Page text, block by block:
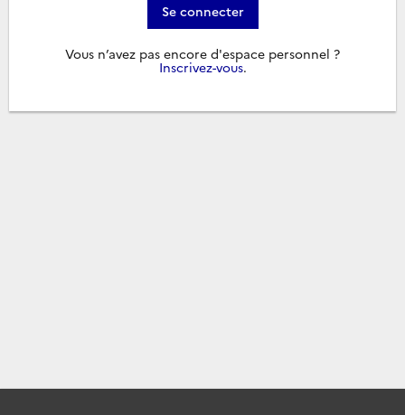
Se connecter
Vous n’avez pas encore d'espace personnel ?
Inscrivez-vous.